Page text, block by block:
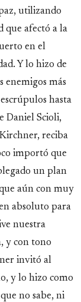
utilizando
que afectó a la
en el
Y lo hizo de
enemigos más
hasta
Daniel Scioli,
reciba
importó que
un plan
aún con muy
absoluto para
nuestra
y con tono
invitó al
y lo hizo como
no sabe, ni